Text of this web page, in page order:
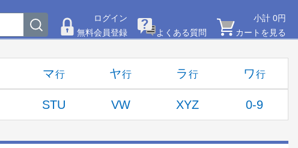
ログイン
無料会員登録
よくある質問
小計 0円
カートを見る
マ ヤ ラ ワ
STU VW XYZ 0-9